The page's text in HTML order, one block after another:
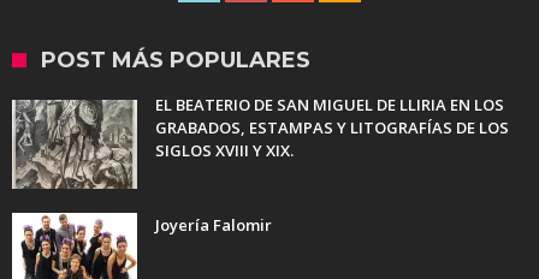
POST MÁS POPULARES
EL BEATERIO DE SAN MIGUEL DE LLIRIA EN LOS
GRABADOS, ESTAMPAS Y LITOGRAFÍAS DE LOS
SIGLOS XVIII Y XIX.
Joyería Falomir